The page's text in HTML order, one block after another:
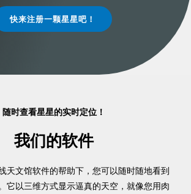
快来注册一颗星星吧！
随时查看星星的实时定位！
我们的软件
天文馆软件的帮助下，您可以随时随地看到
它以三维方式显示逼真的天空，就像您用肉